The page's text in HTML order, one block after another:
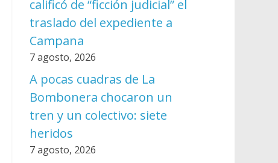
calificó de “ficción judicial” el
traslado del expediente a
Campana
7 agosto, 2026
A pocas cuadras de La
Bombonera chocaron un
tren y un colectivo: siete
heridos
7 agosto, 2026